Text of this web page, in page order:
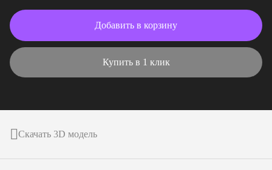
Добавить в корзину
Купить в 1 клик
Скачать 3D модель